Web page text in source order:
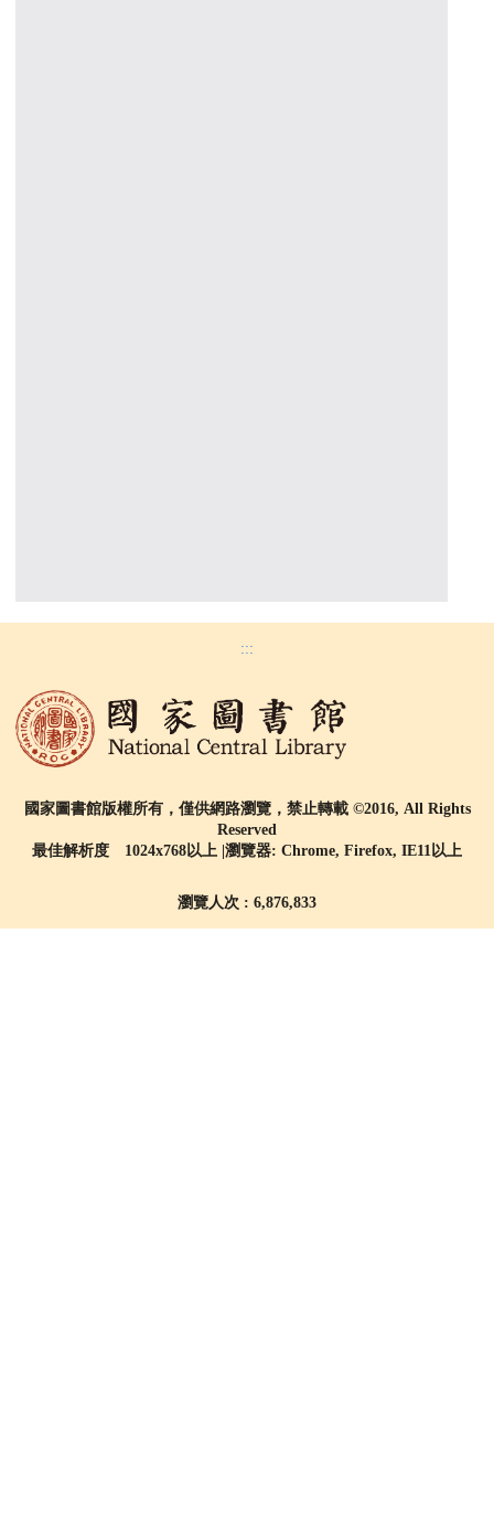
:::
國家圖書館版權所有，僅供網路瀏覽，禁止轉載 ©2016, All Rights
Reserved
最佳解析度 1024x768以上 |瀏覽器: Chrome, Firefox, IE11以上
瀏覽人次 : 6,876,833